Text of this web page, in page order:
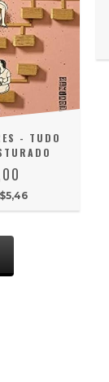
- TUDO